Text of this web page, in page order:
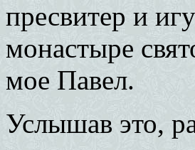
пресвитер и
монастыре
мое Павел.
Услышав это,